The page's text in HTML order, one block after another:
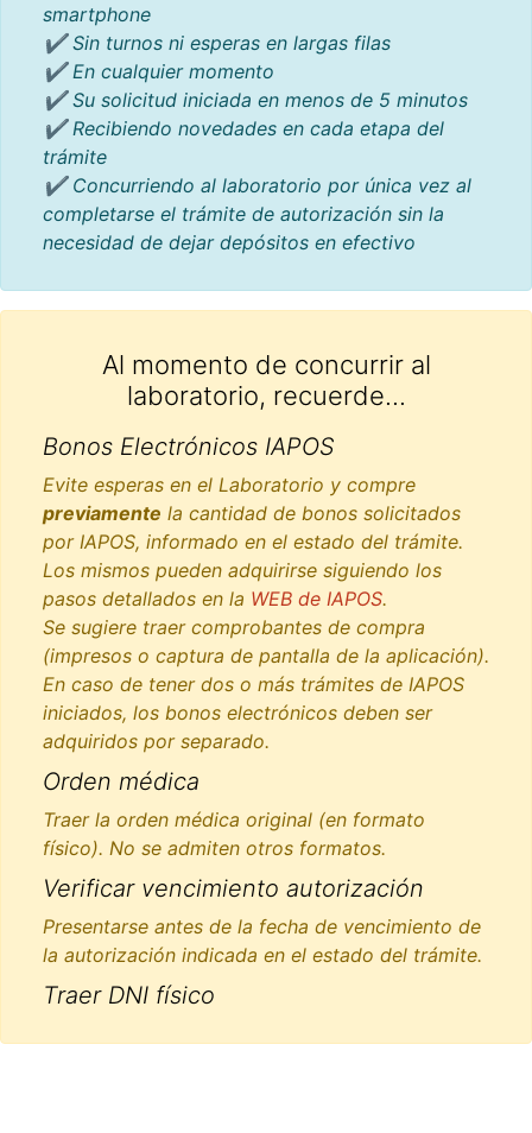
smartphone
✔ Sin turnos ni esperas en largas filas
✔ En cualquier momento
✔ Su solicitud iniciada en menos de 5 minutos
✔ Recibiendo novedades en cada etapa del
trámite
✔ Concurriendo al laboratorio por única vez al
completarse el trámite de autorización sin la
necesidad de dejar depósitos en efectivo
Al momento de concurrir al
laboratorio, recuerde...
Bonos Electrónicos IAPOS
Evite esperas en el Laboratorio y compre
previamente la cantidad de bonos solicitados
por IAPOS, informado en el estado del trámite.
Los mismos pueden adquirirse siguiendo los
pasos detallados en la WEB de IAPOS.
Se sugiere traer comprobantes de compra
(impresos o captura de pantalla de la aplicación).
En caso de tener dos o más trámites de IAPOS
iniciados, los bonos electrónicos deben ser
adquiridos por separado.
Orden médica
Traer la orden médica original (en formato
físico). No se admiten otros formatos.
Verificar vencimiento autorización
Presentarse antes de la fecha de vencimiento de
la autorización indicada en el estado del trámite.
Traer DNI físico